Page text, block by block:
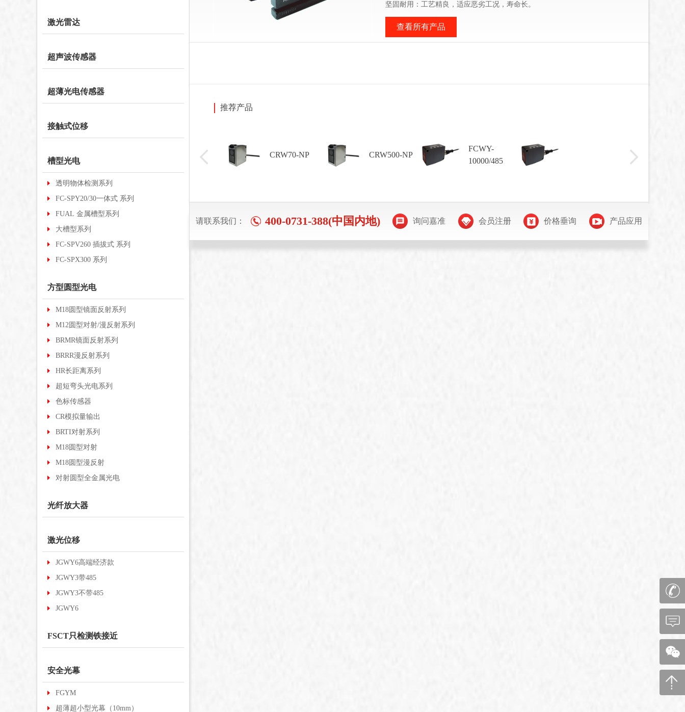
激光雷达
超声波传感器
超薄光电传感器
接触式位移
槽型光电
透明物体检测系列
FC-SPY20/30一体式 系列
FUAL 金属槽型系列
大槽型系列
FC-SPV260 插拔式 系列
FC-SPX300 系列
方型圆型光电
M18圆型镜面反射系列
M12圆型对射/漫反射系列
BRMR镜面反射系列
BRRR漫反射系列
HR长距离系列
超短弯头光电系列
色标传感器
CR模拟量输出
BRTI对射系列
M18圆型对射
M18圆型漫反射
对射圆型全金属光电
光纤放大器
激光位移
JGWY6高端经济款
JGWY3带485
JGWY3不带485
JGWY6
FSCT只检测铁接近
安全光幕
FGYM
超薄超小型光幕（10mm）
坚固耐用：工艺精良，适应恶劣工况，寿命长。
查看所有产品
推荐产品
FC-SPX613
BRTI-S1500N
CRW70-NP CRW500-NP
FCWY-
10000/485
请联系我们： 400-0731-388(中国内地) 询问嘉准 会员注册 价格垂询 产品应用